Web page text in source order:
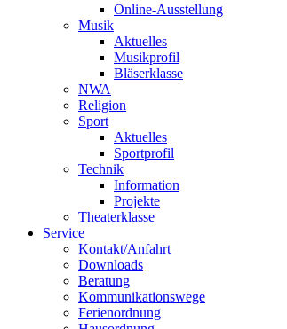
Online-Ausstellung
Musik
Aktuelles
Musikprofil
Bläserklasse
NWA
Religion
Sport
Aktuelles
Sportprofil
Technik
Information
Projekte
Theaterklasse
Service
Kontakt/Anfahrt
Downloads
Beratung
Kommunikationswege
Ferienordnung